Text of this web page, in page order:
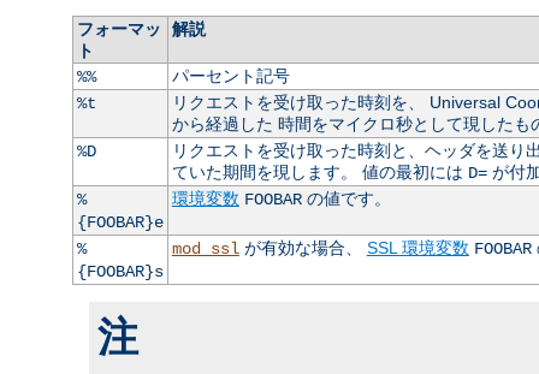
フォーマッ
ト
解説
%%
パーセント記号
%t
リクエストを受け取った時刻を、 Universal
から経過した 時間をマイクロ秒として現した
%D
リクエストを受け取った時刻と、ヘッダを送
ていた期間を現します。 値の最初には D=が付
%
{FOOBAR}e
環境変数 FOOBARの値です。
%
{FOOBAR}s
mod_ssl が有効な場合、 SSL 環境変数 FOOBAR
注